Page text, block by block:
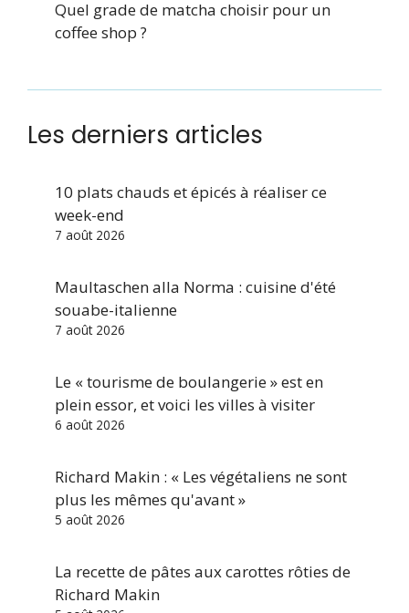
Quel grade de matcha choisir pour un
coffee shop ?
Les derniers articles
10 plats chauds et épicés à réaliser ce
week-end
7 août 2026
Maultaschen alla Norma : cuisine d'été
souabe-italienne
7 août 2026
Le « tourisme de boulangerie » est en
plein essor, et voici les villes à visiter
6 août 2026
Richard Makin : « Les végétaliens ne sont
plus les mêmes qu'avant »
5 août 2026
La recette de pâtes aux carottes rôties de
Richard Makin